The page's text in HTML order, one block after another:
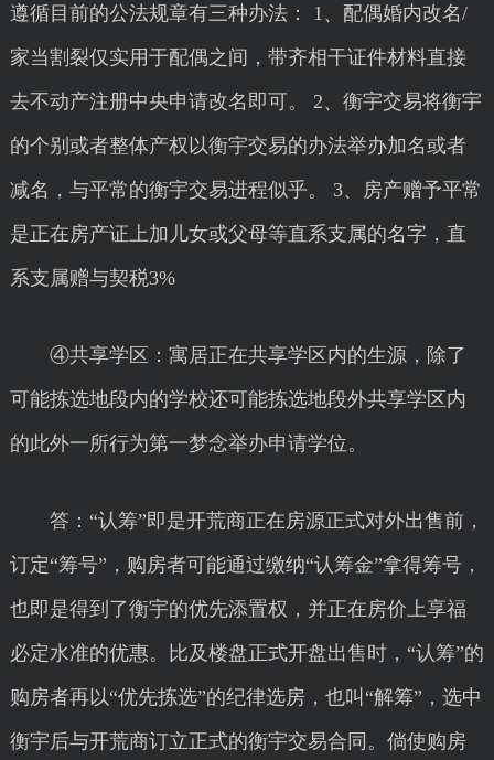
遵循目前的公法规章有三种办法： 1、配偶婚内改名/
家当割裂仅实用于配偶之间，带齐相干证件材料直接
去不动产注册中央申请改名即可。 2、衡宇交易将衡宇
的个别或者整体产权以衡宇交易的办法举办加名或者
减名，与平常的衡宇交易进程似乎。 3、房产赠予平常
是正在房产证上加儿女或父母等直系支属的名字，直
系支属赠与契税3%
④共享学区：寓居正在共享学区内的生源，除了
可能拣选地段内的学校还可能拣选地段外共享学区内
的此外一所行为第一梦念举办申请学位。
答：“认筹”即是开荒商正在房源正式对外出售前，
订定“筹号”，购房者可能通过缴纳“认筹金”拿得筹号，
也即是得到了衡宇的优先添置权，并正在房价上享福
必定水准的优惠。比及楼盘正式开盘出售时，“认筹”的
购房者再以“优先拣选”的纪律选房，也叫“解筹”，选中
衡宇后与开荒商订立正式的衡宇交易合同。倘使购房